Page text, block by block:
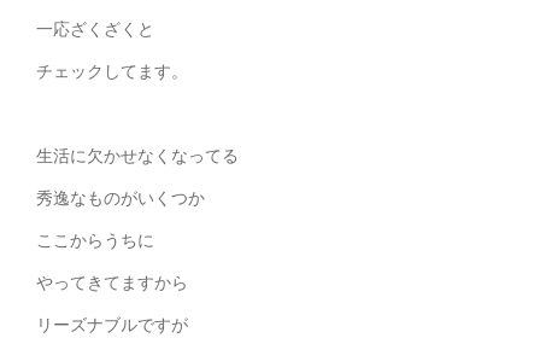
一応ざくざくと
チェックしてます。
生活に欠かせなくなってる
秀逸なものがいくつか
ここからうちに
やってきてますから
リーズナブルですが